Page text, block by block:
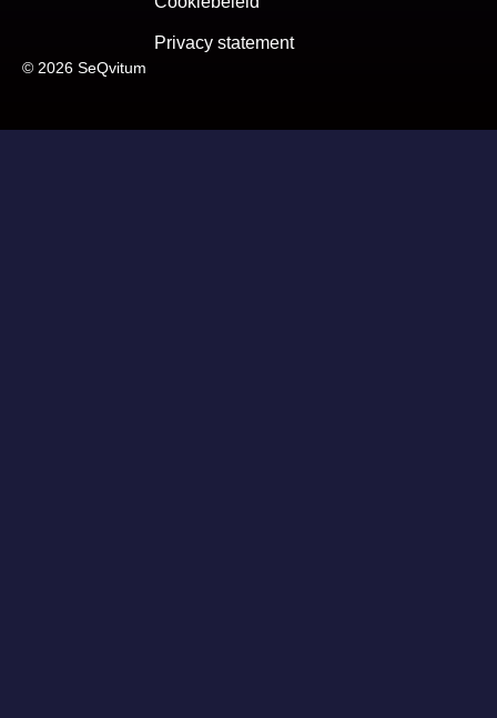
© 2026 SeQvitum
Privacy statement